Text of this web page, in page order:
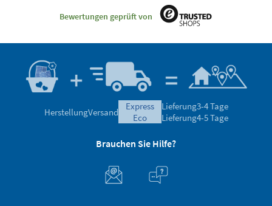
Bewertungen geprüft von
HerstellungVersand
express
eco
Lieferung3-4 Tage
Lieferung4-5 Tage
Brauchen Sie Hilfe?